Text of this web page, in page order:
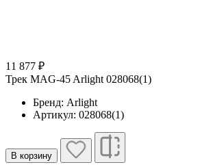
11 877 ₽
Трек MAG-45 Arlight 028068(1)
Бренд: Arlight
Артикул: 028068(1)
В корзину